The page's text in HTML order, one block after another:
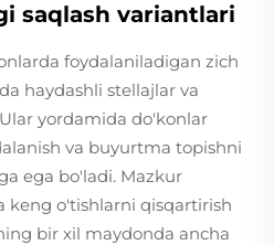
saqlash variantlari
foydalaniladigan zich
haydashli stellajlar va
yordamida do'konlar
va buyurtma topishni
ega bo'ladi. Mazkur
keng o'tishlarni qisqartirish
bir xil maydonda ancha